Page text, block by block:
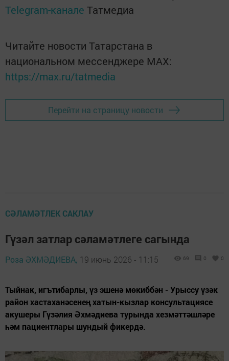
Telegram-канале Татмедиа
Читайте новости Татарстана в
национальном мессенджере MАХ:
https://max.ru/tatmedia
Перейти на страницу новости
СӘЛАМӘТЛЕК САКЛАУ
Гүзәл затлар сәламәтлеге сагында
Роза ӘХМӘДИЕВА, 19 июнь 2026 - 11:15 69 0 0
Тыйнак, игътибарлы, үз эшенә мөкиббән - Урыссу үзәк
район хастаханәсенең хатын-кызлар консультациясе
акушеры Гүзәлия Әхмәдиева турында хезмәттәшләре
һәм пациентлары шундый фикердә.